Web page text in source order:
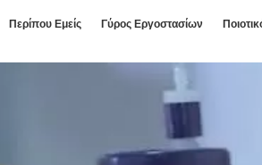
Περίπου Εμείς Γύρος Εργοστασίων